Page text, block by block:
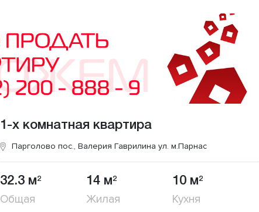
1-х комнатная квартира
Парголово пос., Валерия Гаврилина ул. м.Парнас
32.3 м2
Общая
14 м2
Жилая
10 м2
Кухня